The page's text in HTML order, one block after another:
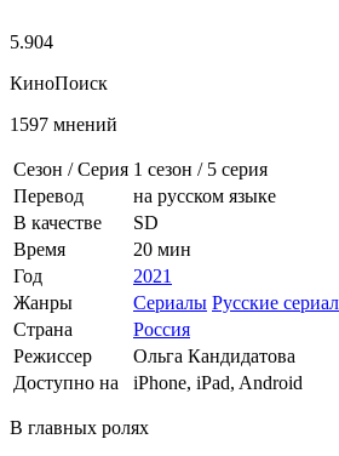
5.904
КиноПоиск
1597 мнений
Сезон / Серия 1 сезон / 5 серия
Перевод
на русском языке
В качестве
SD
Время
20 мин
Год
2021
Жанры
Сериалы Русские
Страна
Россия
Режиссер
Ольга Кандидатова
Доступно на
iPhone, iPad, Android
В главных ролях